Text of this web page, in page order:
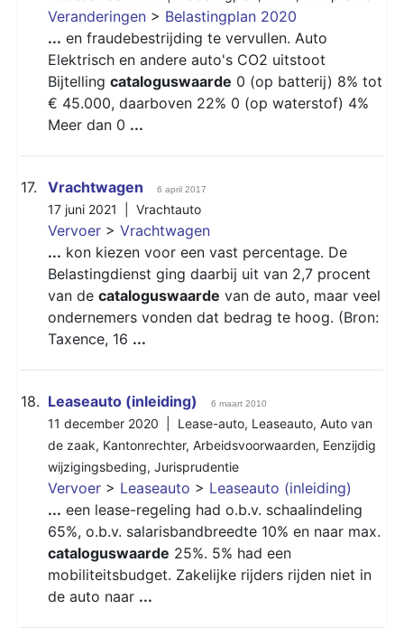
Veranderingen > Belastingplan 2020
... en fraudebestrijding te vervullen. Auto
Elektrisch en andere auto's CO2 uitstoot
Bijtelling cataloguswaarde 0 (op batterij) 8% tot
€ 45.000, daarboven 22% 0 (op waterstof) 4%
Meer dan 0 ...
17. Vrachtwagen 6 april 2017
17 juni 2021 | Vrachtauto
Vervoer > Vrachtwagen
... kon kiezen voor een vast percentage. De
Belastingdienst ging daarbij uit van 2,7 procent
van de cataloguswaarde van de auto, maar veel
ondernemers vonden dat bedrag te hoog. (Bron:
Taxence, 16 ...
18. Leaseauto (inleiding) 6 maart 2010
11 december 2020 | Lease-auto, Leaseauto, Auto van
de zaak, Kantonrechter, Arbeidsvoorwaarden, Eenzijdig
wijzigingsbeding, Jurisprudentie
Vervoer > Leaseauto > Leaseauto (inleiding)
... een lease-regeling had o.b.v. schaalindeling
65%, o.b.v. salarisbandbreedte 10% en naar max.
cataloguswaarde 25%. 5% had een
mobiliteitsbudget. Zakelijke rijders rijden niet in
de auto naar ...